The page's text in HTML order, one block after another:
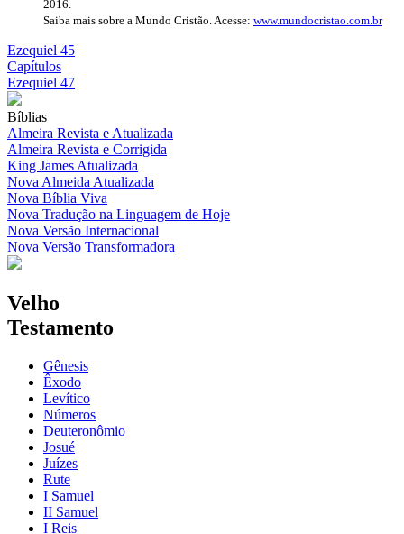
2016.
Saiba mais sobre a Mundo Cristão. Acesse: www.mundocristao.com.br
Ezequiel 45
Capítulos
Ezequiel 47
Bíblias
Almeira Revista e Atualizada
Almeira Revista e Corrigida
King James Atualizada
Nova Almeida Atualizada
Nova Bíblia Viva
Nova Tradução na Linguagem de Hoje
Nova Versão Internacional
Nova Versão Transformadora
Velho
Testamento
Gênesis
Êxodo
Levítico
Números
Deuteronômio
Josué
Juízes
Rute
I Samuel
II Samuel
I Reis